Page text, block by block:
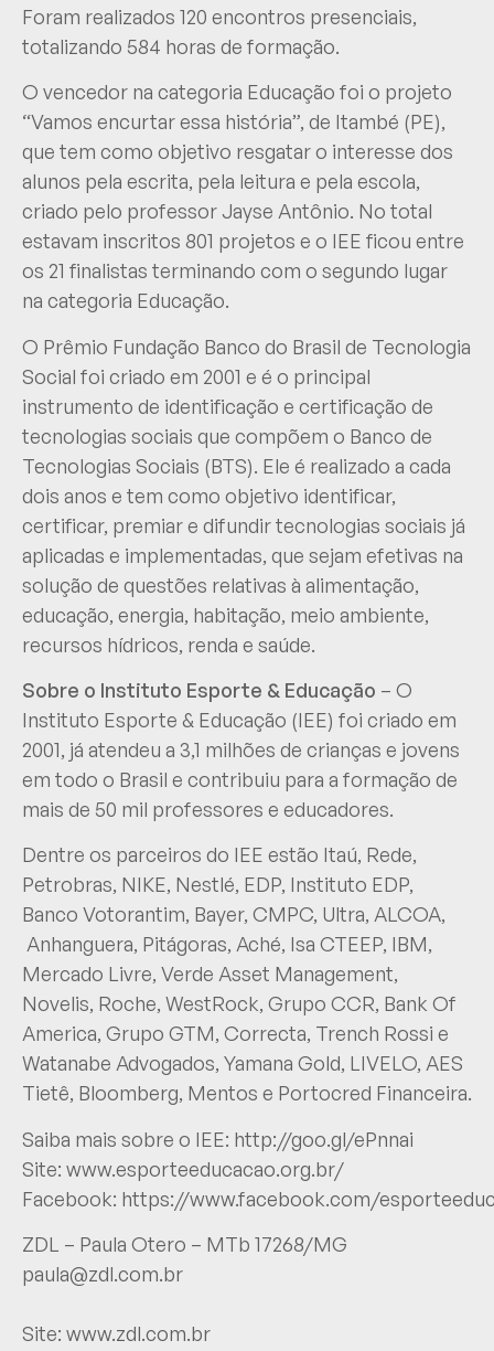
Foram realizados 120 encontros presenciais,
totalizando 584 horas de formação.
O vencedor na categoria Educação foi o projeto
“Vamos encurtar essa história”, de Itambé (PE),
que tem como objetivo resgatar o interesse dos
alunos pela escrita, pela leitura e pela escola,
criado pelo professor Jayse Antônio. No total
estavam inscritos 801 projetos e o IEE ficou entre
os 21 finalistas terminando com o segundo lugar
na categoria Educação.
O Prêmio Fundação Banco do Brasil de Tecnologia
Social foi criado em 2001 e é o principal
instrumento de identificação e certificação de
tecnologias sociais que compõem o Banco de
Tecnologias Sociais (BTS). Ele é realizado a cada
dois anos e tem como objetivo identificar,
certificar, premiar e difundir tecnologias sociais já
aplicadas e implementadas, que sejam efetivas na
solução de questões relativas à alimentação,
educação, energia, habitação, meio ambiente,
recursos hídricos, renda e saúde.
Sobre o Instituto Esporte & Educação – O
Instituto Esporte & Educação (IEE) foi criado em
2001, já atendeu a 3,1 milhões de crianças e jovens
em todo o Brasil e contribuiu para a formação de
mais de 50 mil professores e educadores.
Dentre os parceiros do IEE estão Itaú, Rede,
Petrobras, NIKE, Nestlé, EDP, Instituto EDP,
Banco Votorantim, Bayer, CMPC, Ultra, ALCOA,
Anhanguera, Pitágoras, Aché, Isa CTEEP, IBM,
Mercado Livre, Verde Asset Management,
Novelis, Roche, WestRock, Grupo CCR, Bank Of
America, Grupo GTM, Correcta, Trench Rossi e
Watanabe Advogados, Yamana Gold, LIVELO, AES
Tietê, Bloomberg, Mentos e Portocred Financeira.
Saiba mais sobre o IEE: http://goo.gl/ePnnai
Site: www.esporteeducacao.org.br/
Facebook: https://www.facebook.com/
ZDL – Paula Otero – MTb 17268/MG
paula@zdl.com.br
Site: www.zdl.com.br